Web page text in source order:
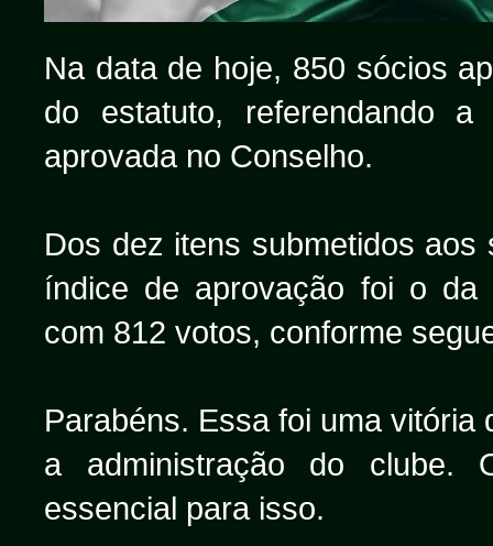
Na data de hoje, 850 sócios
do estatuto, referendando
aprovada no Conselho.
Dos dez itens submetidos
índice de aprovação foi o da
com 812 votos, conforme
Parabéns. Essa foi uma
a administração do clube.
essencial para isso.